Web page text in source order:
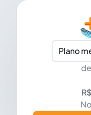
Plano
R$